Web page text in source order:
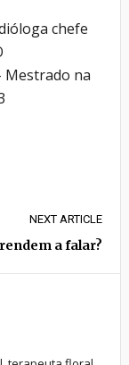
chefe
Mestrado na
NEXT ARTICLE
a falar?